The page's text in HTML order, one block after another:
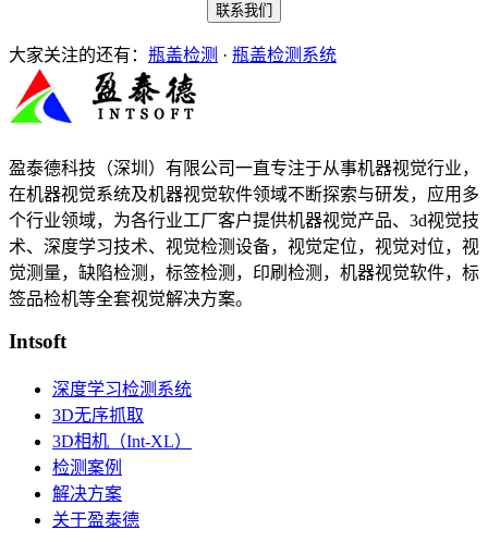
联系我们
大家关注的还有： 瓶盖检测 · 瓶盖检测系统
盈泰德科技（深圳）有限公司一直专注于从事机器视觉行业，
在机器视觉系统及机器视觉软件领域不断探索与研发​，应用多
个行业领域，为各行业工厂客户提供机器视觉产品、3d视觉技
术、深度学习技术、视觉检测设备，视觉定位，视觉对位，视
觉测量，缺陷检测，标签检测，印刷检测，机器视觉软件，标
签品检机等​全套视觉解决方案​。
Intsoft
深度学习检测系统
3D无序抓取
3D相机（Int-XL）
检测案例
解决方案
关于盈泰德